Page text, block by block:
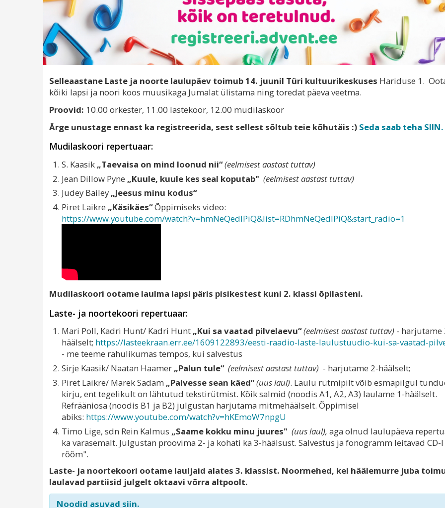
Selleaastane Laste ja noorte laulupäev toimub 14. juunil Türi kultuurikeskuses Hariduse 1.
kõiki lapsi ja noori koos muusikaga Jumalat ülistama ning toredat päeva veetma.
Proovid: 10.00 orkester, 11.00 lastekoor, 12.00 mudilaskoor
Ärge unustage ennast ka registreerida, sest sellest sõltub teie kõhutäis :) Seda saab teha SIIN.
Mudilaskoori repertuaar:
S. Kaasik „Taevaisa on mind loonud nii“(eelmisest aastast tuttav)
Jean Dillow Pyne „Kuule, kuule kes seal koputab" (eelmisest aastast tuttav)
Judey Bailey „Jeesus minu kodus“
Piret Laikre „Käsikäes“Õppimiseks video:
https://www.youtube.com/watch?v=hmNeQedlPiQ&list=RDhmNeQedlPiQ&start_radio=1
Mudilaskoori ootame laulma lapsi päris pisikestest kuni 2. klassi õpilasteni.
Laste- ja noortekoori repertuaar:
Mari Poll, Kadri Hunt/ Kadri Hunt „Kui sa vaatad pilvelaevu“(eelmisest aastast tuttav) - harjutame
häälselt; https://lasteekraan.err.ee/1609122893/eesti-raadio-laste-laulustuudio-kui-sa-vaatad-
- me teeme rahulikumas tempos, kui salvestus
Sirje Kaasik/ Naatan Haamer „Palun tule“ (eelmisest aastast tuttav) - harjutame 2-häälselt;
Piret Laikre/ Marek Sadam „Palvesse sean käed”(uus laul). Laulu rütmipilt võib esmapilgul
kirju, ent tegelikult on lähtutud tekstirütmist. Kõik salmid (noodis A1, A2, A3) laulame 1-häälselt.
Refrääniosa (noodis B1 ja B2) julgustan harjutama mitmehäälselt. Õppimisel
abiks: https://www.youtube.com/watch?v=hKEmoW7npgU
Timo Lige, sdn Rein Kalmus „Saame kokku minu juures" (uus laul), aga olnud laulupäeva
ka varasemalt. Julgustan proovima 2- ja kohati ka 3-häälsust. Salvestus ja fonogramm leitavad CD-
rõõm".
Laste- ja noortekoori ootame lauljaid alates 3. klassist. Noormehed, kel häälemurre juba
laulavad partiisid julgelt oktaavi võrra altpoolt.
Noodid asuvad siin.